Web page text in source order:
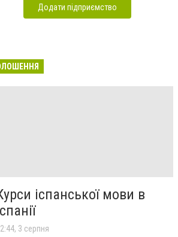
Додати підприємство
іспанської мови в
3 серпня